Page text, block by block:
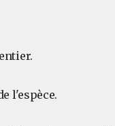
l'espèce.